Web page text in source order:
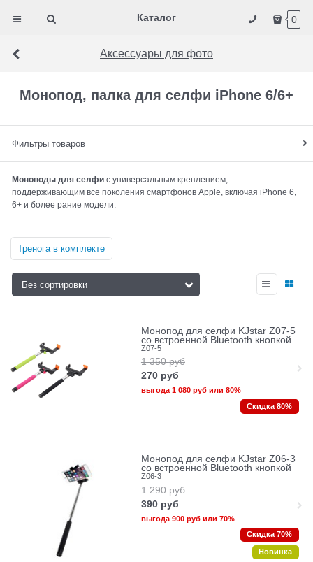
Каталог 0
Аксессуары для фото
Монопод, палка для селфи iPhone 6/6+
Фильтры товаров
Моноподы для селфи с универсальным креплением,
поддерживающим все поколения смартфонов Apple, включая iPhone 6,
6+ и более рание модели.
Тренога в комплекте
Монопод для селфи KJstar Z07-5
cо встроенной Bluetooth кнопкой
Z07-5
1 350 руб
270 руб
выгода 1 080 рубили 80%
Скидка 80%
Монопод для селфи KJstar Z06-3
cо встроенной Bluetooth кнопкой
Z06-3
1 290 руб
390 руб
выгода 900 рубили 70%
Скидка 70%
Новинка